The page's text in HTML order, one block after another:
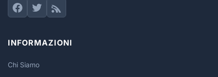
INFORMAZIONI
Chi Siamo